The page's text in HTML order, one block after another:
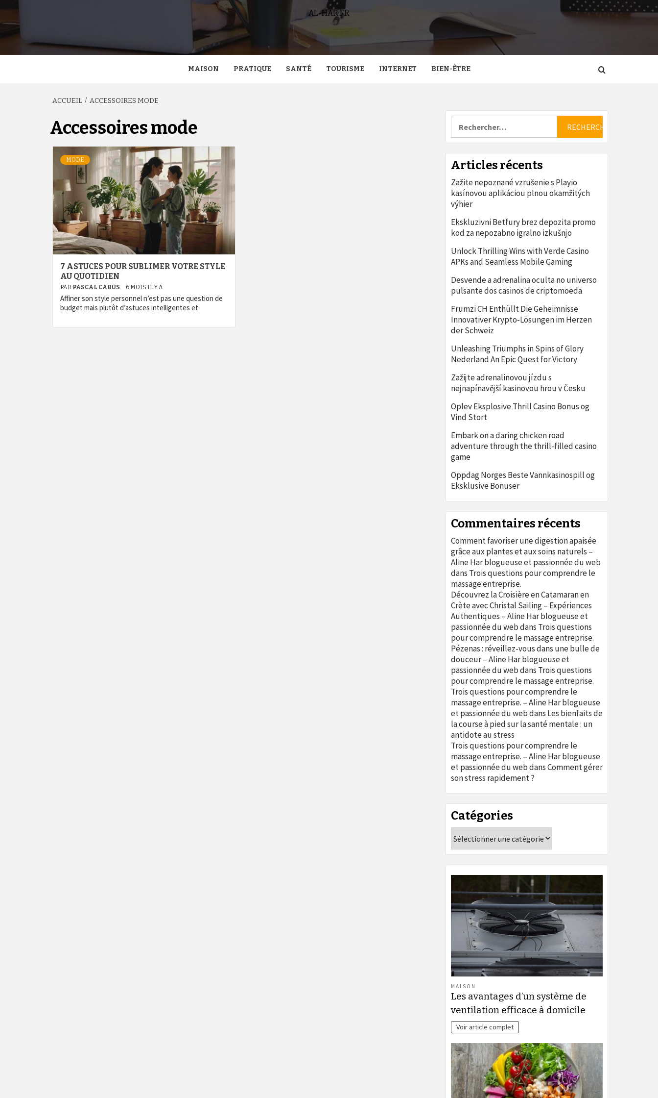
AL-HAR.FR
MAISON PRATIQUE SANTÉ TOURISME INTERNET BIEN-ÊTRE
ACCUEIL ACCESSOIRES MODE
Accessoires mode
MODE
7 ASTUCES POUR SUBLIMER VOTRE STYLE
AU QUOTIDIEN
PAR PASCAL CABUS 6 MOIS IL Y A
Affiner son style personnel n’est pas une question de
budget mais plutôt d’astuces intelligentes et
Articles récents
Zažite nepoznané vzrušenie s Playio
kasínovou aplikáciou plnou okamžitých
výhier
Ekskluzivni Betfury brez depozita promo
kod za nepozabno igralno izkušnjo
Unlock Thrilling Wins with Verde Casino
APKs and Seamless Mobile Gaming
Desvende a adrenalina oculta no universo
pulsante dos casinos de criptomoeda
Frumzi CH Enthüllt Die Geheimnisse
Innovativer Krypto-Lösungen im Herzen
der Schweiz
Unleashing Triumphs in Spins of Glory
Nederland An Epic Quest for Victory
Zažijte adrenalinovou jízdu s
nejnapínavější kasinovou hrou v Česku
Oplev Eksplosive Thrill Casino Bonus og
Vind Stort
Embark on a daring chicken road
adventure through the thrill-filled casino
game
Oppdag Norges Beste Vannkasinospill og
Eksklusive Bonuser
Commentaires récents
Comment favoriser une digestion apaisée
grâce aux plantes et aux soins naturels –
Aline Har blogueuse et passionnée du web
dans Trois questions pour comprendre le
massage entreprise.
Découvrez la Croisière en Catamaran en
Crète avec Christal Sailing – Expériences
Authentiques – Aline Har blogueuse et
passionnée du webdans Trois questions
pour comprendre le massage entreprise.
Pézenas : réveillez-vous dans une bulle de
douceur – Aline Har blogueuse et
passionnée du webdans Trois questions
pour comprendre le massage entreprise.
Trois questions pour comprendre le
massage entreprise. – Aline Har blogueuse
et passionnée du webdans Les bienfaits de
la course à pied sur la santé mentale : un
antidote au stress
Trois questions pour comprendre le
massage entreprise. – Aline Har blogueuse
et passionnée du webdansComment gérer
son stress rapidement ?
Catégories
MAISON
Les avantages d’un système de
ventilation efficace à domicile
Voir article complet